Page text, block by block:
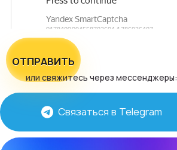
ОТПРАВИТЬ
или свяжитесь через мессенджеры:
Связаться в Telegram